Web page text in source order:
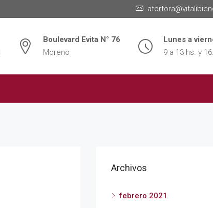
Boulevard Evita N° 76
Moreno
Lunes a
9 a 13 hs. y
Archivos
febrero 2021